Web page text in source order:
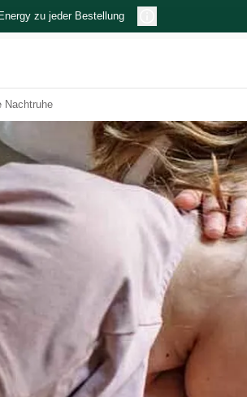
zu jeder Bestellung
Nachtruhe